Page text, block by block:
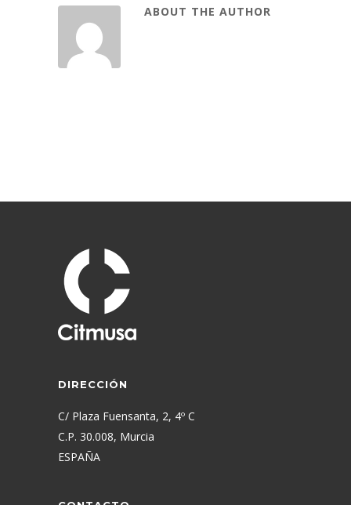
ABOUT THE AUTHOR
DIRECCIÓN
C/ Plaza Fuensanta, 2, 4º C
C.P. 30.008, Murcia
ESPAÑA